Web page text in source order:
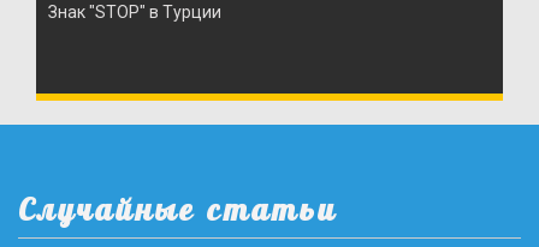
Знак "STOP" в Турции
Случайные статьи